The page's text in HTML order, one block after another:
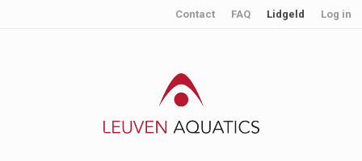
User account menu
Contact FAQ Lidgeld Log in